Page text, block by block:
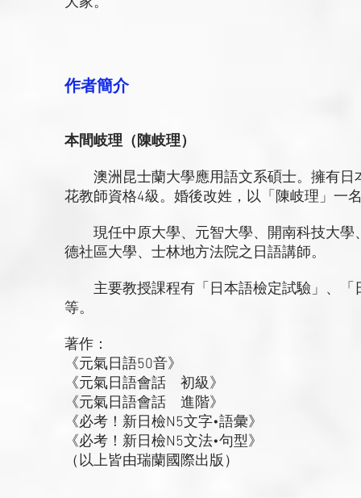
作者簡介
本間岐理（陳岐理）
澳洲昆士蘭大學應用語文系碩士。擁有日
花教師資格4級。婚後改姓，以「陳岐理」一
現任中原大學、元智大學、開南科技大學
德社區大學、士林地方法院之日語講師。
主要教授課程有「日本語檢定試驗」、「
等。
著作：
《元氣日語50音》
《元氣日語會話 初級》
《元氣日語會話 進階》
《必考！新日檢N5文字•語彙》
《必考！新日檢N5文法•句型》
（以上皆由瑞蘭國際出版）